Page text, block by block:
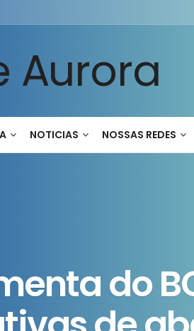
NOTICIAS NOSSAS REDES
do